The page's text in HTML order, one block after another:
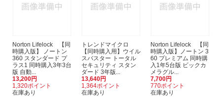
Norton Lifelock 【同
時購入版】 ノートン
360 スタンダード プ
ラス1 同時購入3年3台
版 自動...
13,200円
1,320ポイント
在庫あり
トレンドマイクロ
【同時購入用】ウイル
スバスター トータル
セキュリティ スタン
ダード 3年版...
13,640円
1,364ポイント
在庫あり
Norton Lifelock 【同
時購入版】ノートン 3
60 プレミアム 同時購
入1年5台版 ビックカ
メラグル...
7,700円
770ポイント
在庫あり